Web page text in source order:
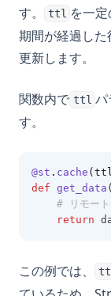
す。
ttl を一
期間が経過し
更新します。
関数内で ttl パ
す。
@st . cache
def get_data
# リモート
return
この例では、